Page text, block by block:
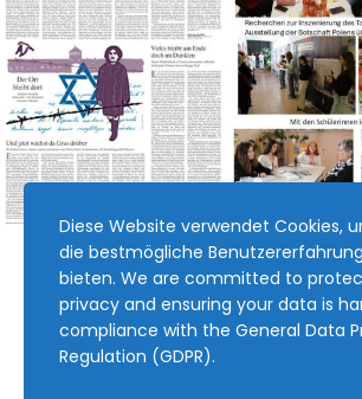
Diese Website verwendet Cookies,
die bestmögliche
bieten. We are committed to
privacy and ensuring your data is
compliance with the General Data
Regulation (GDPR).